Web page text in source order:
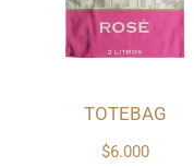
$6.000
TOTEBAG